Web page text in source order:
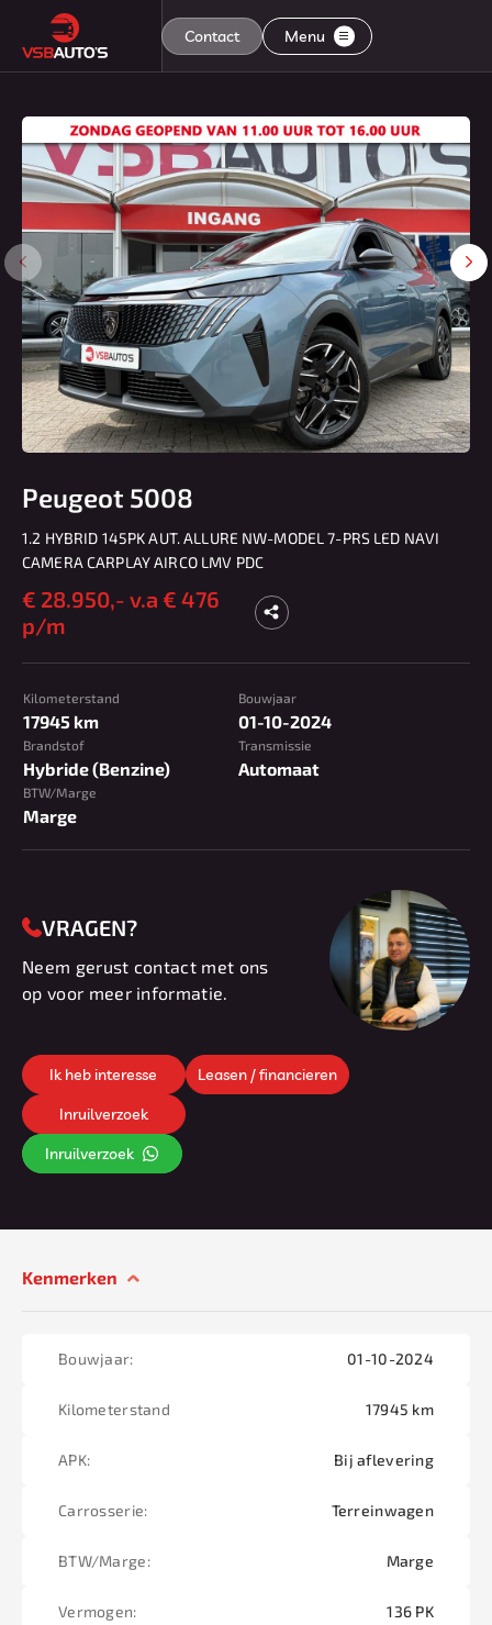
Contact Menu
Home
Aanbod
Diensten
Aflevering
Over ons
Contact
Peugeot 5008
1.2 HYBRID 145PK AUT. ALLURE NW-MODEL 7-PRS LED NAVI
CAMERA CARPLAY AIRCO LMV PDC
€ 28.950,- v.a € 476
p/m
Kilometerstand
17945 km
Bouwjaar
01-10-2024
Brandstof
Hybride (Benzine)
Transmissie
Automaat
BTW/Marge
Marge
VRAGEN?
Neem gerust contact met ons
op voor meer informatie.
Ik heb interesse
Leasen / financieren
Inruilverzoek
Inruilverzoek
Kenmerken
Bouwjaar: 01-10-2024
Kilometerstand 17945 km
APK: Bij aflevering
Carrosserie: Terreinwagen
BTW/Marge: Marge
Vermogen: 136 PK